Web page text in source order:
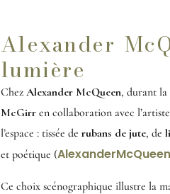
Alexander
lumière
Chez Alexander McQueen, durant la
McGirren collaboration avec l’artiste
l’espace : tissée de rubans de jute, de
et poétique (
Ce choix scénographique illustre la